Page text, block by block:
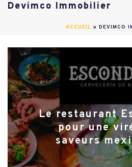
Devimco Immobilier
ACCUEIL » DEVIMCO
Le restaurant
pour une
saveurs